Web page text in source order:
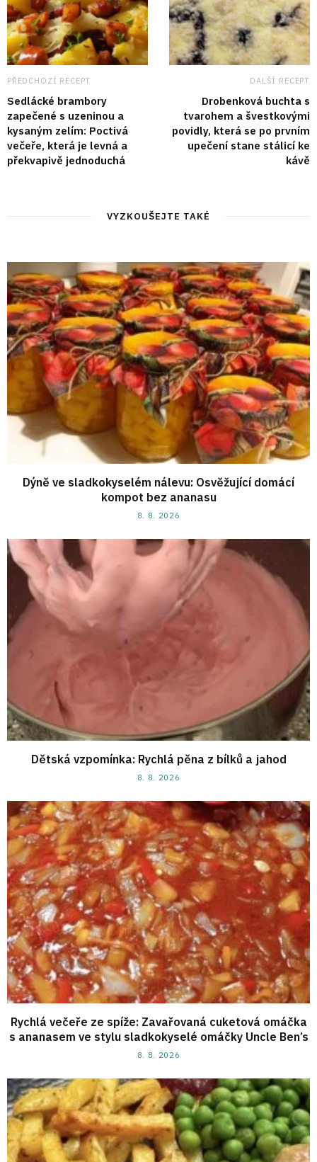
PŘEDCHOZÍ RECEPT
Sedlácké brambory
zapečené s uzeninou a
kysaným zelím: Poctivá
večeře, která je levná a
překvapivě jednoduchá
DALŠÍ RECEPT
Drobenková buchta s
tvarohem a švestkovými
povidly, která se po prvním
upečení stane stálicí ke
kávě
VYZKOUŠEJTE TAKÉ
Dýně ve sladkokyselém nálevu: Osvěžující domácí
kompot bez ananasu
8. 8. 2026
Dětská vzpomínka: Rychlá pěna z bílků a jahod
8. 8. 2026
Rychlá večeře ze spíže: Zavařovaná cuketová omáčka
s ananasem ve stylu sladkokyselé omáčky Uncle Ben’s
8. 8. 2026